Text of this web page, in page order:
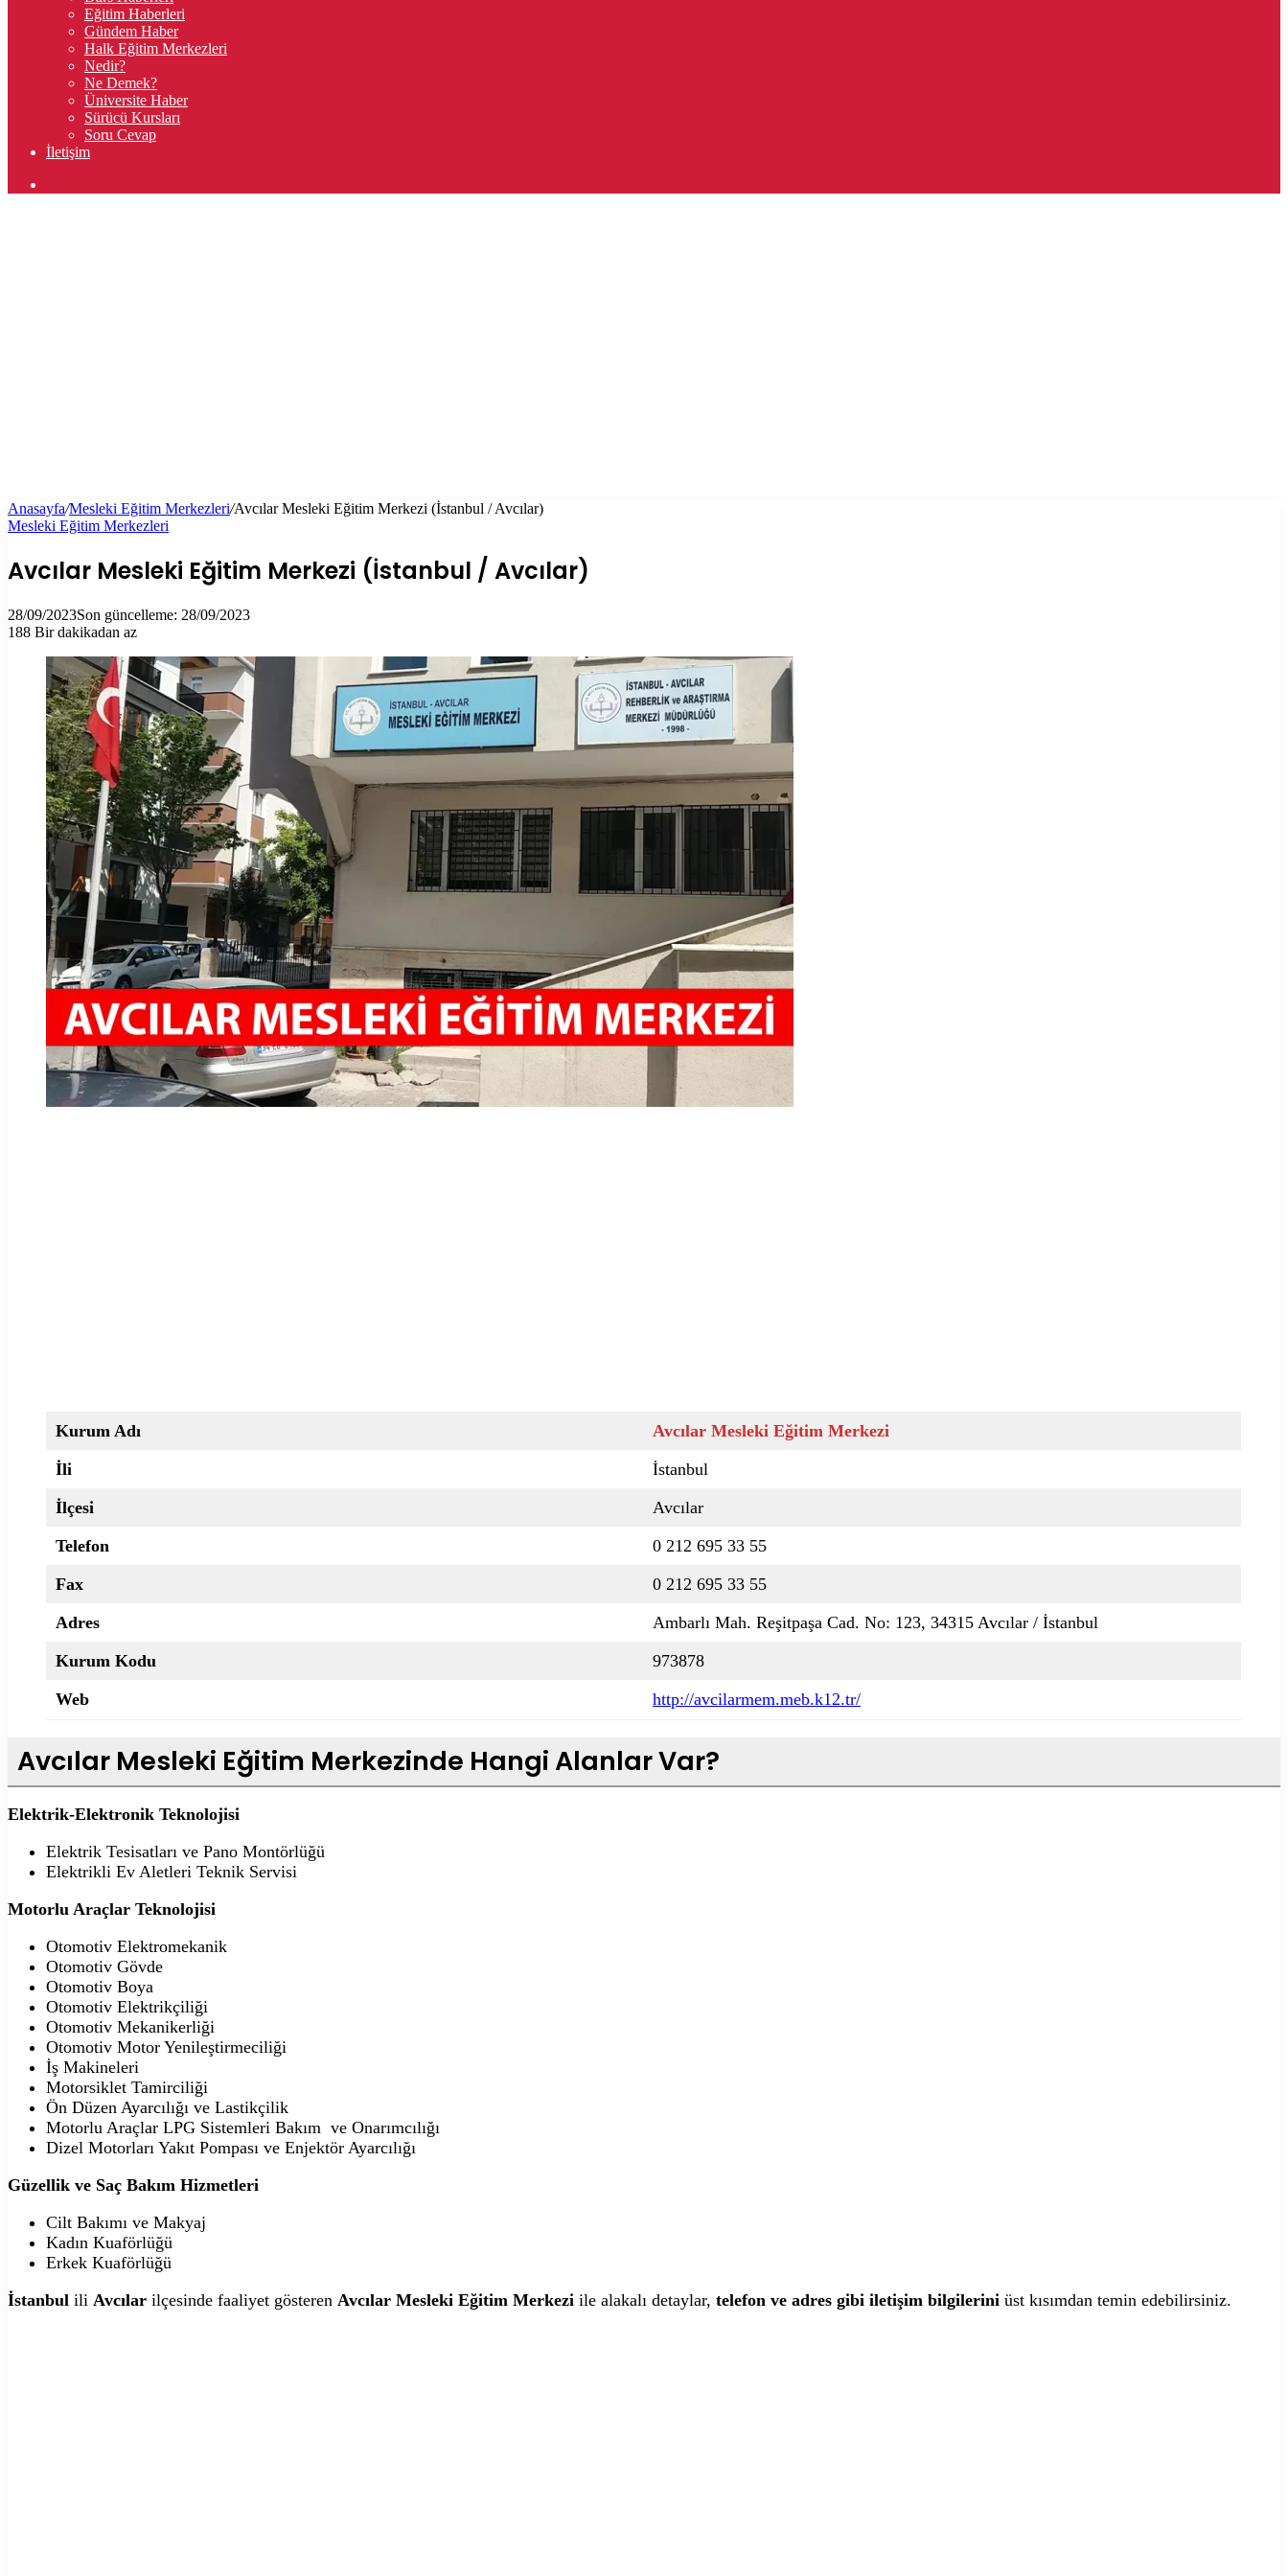
Eğitim Haberleri
Gündem Haber
Halk Eğitim Merkezleri
Nedir?
Ne Demek?
Üniversite Haber
Sürücü Kursları
Soru Cevap
İletişim
Anasayfa/Mesleki Eğitim Merkezleri/Avcılar Mesleki Eğitim Merkezi (İstanbul / Avcılar)
Mesleki Eğitim Merkezleri
Avcılar Mesleki Eğitim Merkezi (İstanbul / Avcılar)
28/09/2023Son güncelleme: 28/09/2023
188 Bir dakikadan az
Kurum Adı
Avcılar Mesleki Eğitim Merkezi
İli
İstanbul
İlçesi
Avcılar
Telefon
0 212 695 33 55
Fax
0 212 695 33 55
Adres
Ambarlı Mah. Reşitpaşa Cad. No: 123, 34315 Avcılar / İstanbul
Kurum Kodu
973878
Web
http://avcilarmem.meb.k12.tr/
Avcılar Mesleki Eğitim Merkezinde Hangi Alanlar Var?
Elektrik-Elektronik Teknolojisi
Elektrik Tesisatları ve Pano Montörlüğü
Elektrikli Ev Aletleri Teknik Servisi
Motorlu Araçlar Teknolojisi
Otomotiv Elektromekanik
Otomotiv Gövde
Otomotiv Boya
Otomotiv Elektrikçiliği
Otomotiv Mekanikerliği
Otomotiv Motor Yenileştirmeciliği
İş Makineleri
Motorsiklet Tamirciliği
Ön Düzen Ayarcılığı ve Lastikçilik
Motorlu Araçlar LPG Sistemleri Bakım ve Onarımcılığı
Dizel Motorları Yakıt Pompası ve Enjektör Ayarcılığı
Güzellik ve Saç Bakım Hizmetleri
Cilt Bakımı ve Makyaj
Kadın Kuaförlüğü
Erkek Kuaförlüğü
İstanbul ili Avcılar ilçesinde faaliyet gösteren Avcılar Mesleki Eğitim Merkezi ile alakalı detaylar, telefon ve adres gibi iletişim bilgilerini üst kısımdan temin edebilirsiniz.